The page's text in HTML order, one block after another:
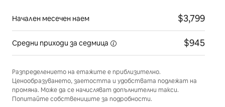
Начален месечен наем $3,799
Средни приходи за седмица $945
Разпределението на етажите е приблизително.
Ценообразуването, заетостта и удобствата подлежат на
промяна. Може да се начисляват допълнителни такси.
Попитайте собствениците за подробности.